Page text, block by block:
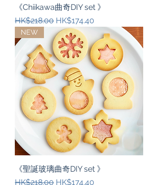
《Chiikawa曲奇DIY set 》
一般價格
HK$218.00 促銷價格
HK$174.40
NEW
《聖誕玻璃曲奇DIY set 》
一般價格
HK$218.00 促銷價格
HK$174.40